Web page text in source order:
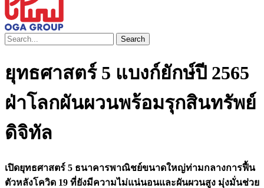
Search
ยุทธศาสตร์ 5 แบงก์ยักษ์ปี 2565
ฝ่าโลกผันผวนพร้อมรุกสินทรัพย์
ดิจิทัล
เปิดยุทธศาสตร์ 5 ธนาคารพาณิชย์ขนาดใหญ่ท่ามกลางการฟื้น
ตัวหลังโควิด 19 ที่ยังมีความไม่แน่นอนและผันผวนสูง มุ่งมั่นช่วย